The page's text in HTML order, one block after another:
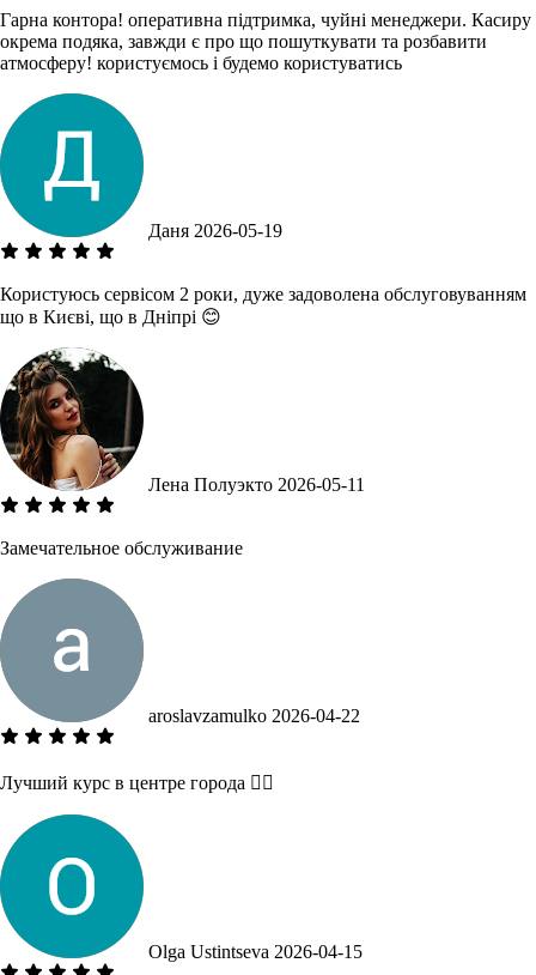
Гарна контора! оперативна підтримка, чуйні менеджери. Касиру
окрема подяка, завжди є про що пошуткувати та розбавити
атмосферу! користуємось і будемо користуватись
Даня 2026-05-19
Користуюсь сервісом 2 роки, дуже задоволена обслуговуванням
що в Києві, що в Дніпрі 😊
Лена Полуэкто 2026-05-11
Замечательное обслуживание
aroslavzamulko 2026-04-22
Лучший курс в центре города 👍🏻
Olga Ustintseva 2026-04-15